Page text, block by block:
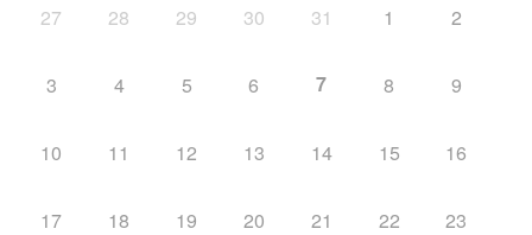
27 28 29 30 31 1 2
3 4 5 6 7 8 9
10 11 12 13 14 15 16
17 18 19 20 21 22 23